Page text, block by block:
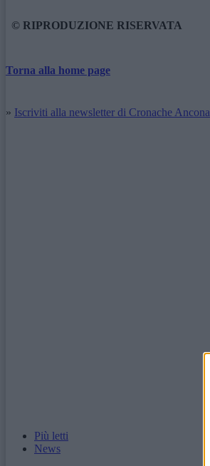
© RIPRODUZIONE RISERVATA
Torna alla home page
» Iscriviti alla newsletter di Cronache Ancona
Più letti
News